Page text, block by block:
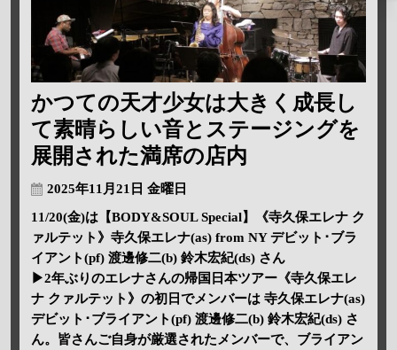
かつての天才少女は大きく成長し
て素晴らしい音とステージングを
展開された満席の店内
2025年11月21日 金曜日
11/20(金)は【BODY&SOUL Special】《寺久保エレナ ク
ァルテット》寺久保エレナ(as) from NY デビット･ブラ
イアント(pf) 渡邊修二(b) 鈴木宏紀(ds) さん
▶2年ぶりのエレナさんの帰国日本ツアー《寺久保エレ
ナ クァルテット》の初日でメンバーは 寺久保エレナ(as)
デビット･ブライアント(pf) 渡邊修二(b) 鈴木宏紀(ds) さ
ん。皆さんご自身が厳選されたメンバーで、ブライアン